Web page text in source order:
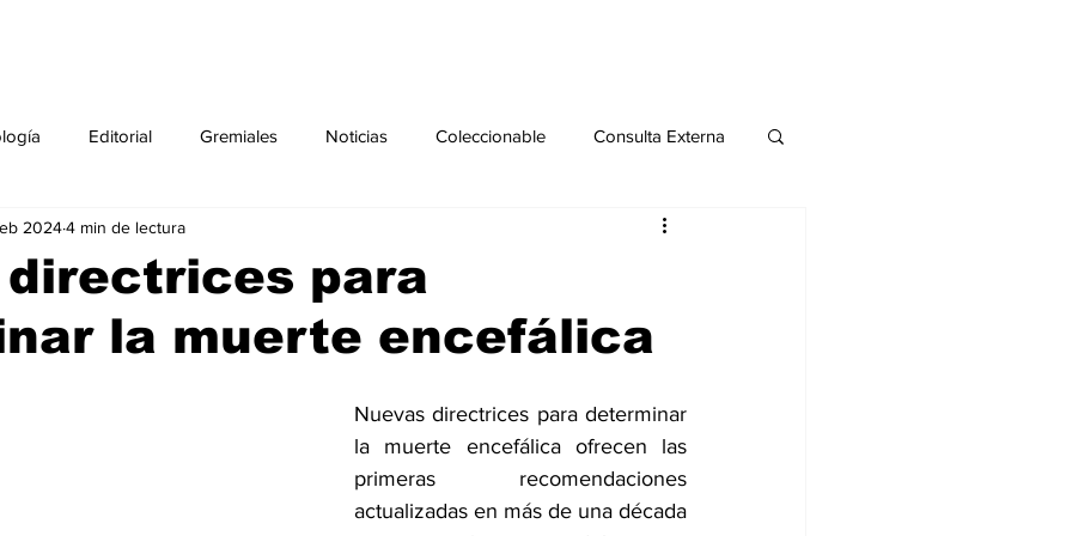
Editorial Gremiales Noticias Coleccionable Consulta Externa
Agenda Sección especial Publicaciones
Ciencia y Tecnología especial Coleccionable especial
Noticias especial Salud Mental especial
dia mundial de la diabetes
directrices para
la muerte encefálica
20244 min de lectura
Nuevas directrices para determinar
la muerte encefálica ofrecen las
primeras recomendaciones
actualizadas en más de una década